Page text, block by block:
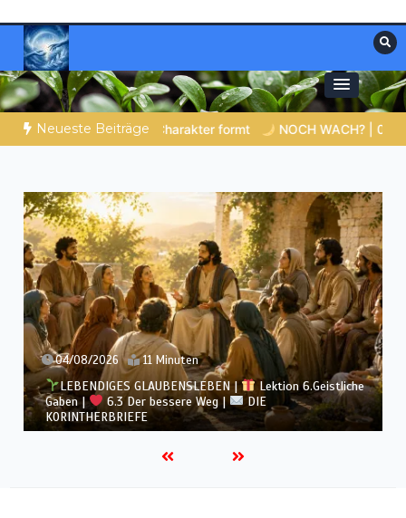
Inhalt
springen
Christliche Ressourcen
Materialien, die stärken. Antworten, die
leiten.
Neueste Beiträge
NOCH WACH? | 06.08.2026 | Das Größte, was du geben
03/08/2026 12 Minuten
LEBENDIGES GLAUBENSLEBEN |
Lektion 6.Geistliche
Gaben |
6.2 Einheit durch Vielfalt |
DIE
KORINTHERBRIEFE